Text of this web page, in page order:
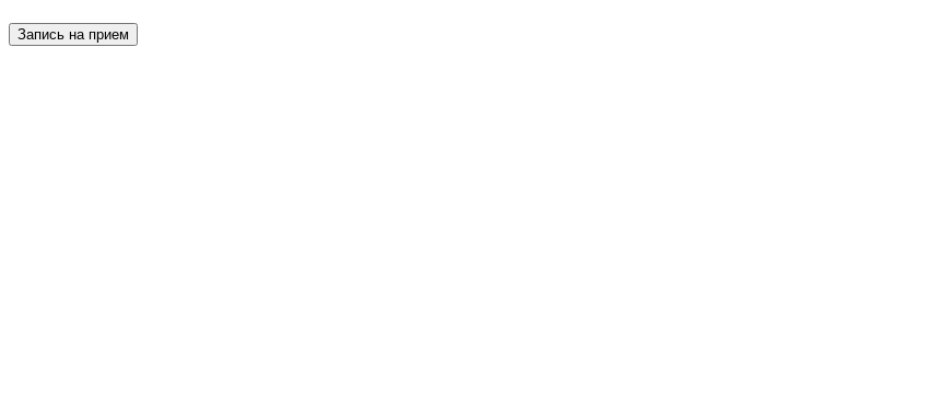
Запись на прием